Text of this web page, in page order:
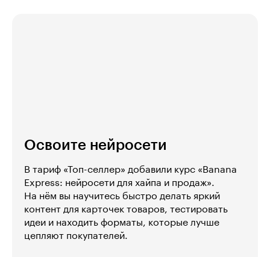
Освоите нейросети
В тариф «Топ-селлер» добавили курс «Banana
Express: нейросети для хайпа и продаж».
На нём вы научитесь быстро делать яркий
контент для карточек товаров, тестировать
идеи и находить форматы, которые лучше
цепляют покупателей.